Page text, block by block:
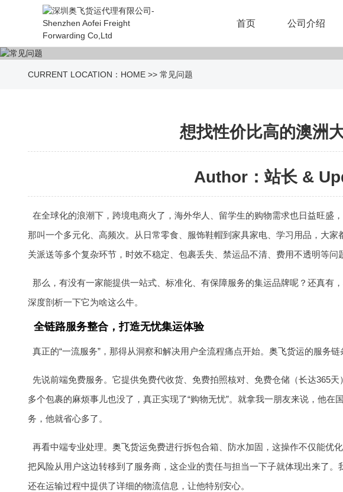
首页 公司介绍
CURRENT LOCATION： HOME >> 常见问题
想找性价比高的澳洲
Author：站长 &
在全球化的浪潮下，跨境电商火了，海外华人、留学生的购物需求也日益旺盛
那叫一个多元化、高频次。从日常零食、服饰鞋帽到家具家电、学习用品，大
关派送等多个复杂环节，时效不稳定、包裹丢失、禁运品不清、费用不透明等问
那么，有没有一家能提供一站式、标准化、有保障服务的集运品牌呢？还真有，
深度剖析一下它为啥这么牛。
全链路服务整合，打造无忧集运体验
真正的“一流服务”，那得从洞察和解决用户全流程痛点开始。 奥飞货运的服务链
先说前端免费服务。它提供免费代收货、免费拍照核对、免费仓储（长达365
多个包裹的麻烦事儿也没了，真正实现了“购物无忧”。就拿我一朋友来说，他
务，他就省心多了。
再看中端专业处理。 奥飞货运免费进行拆包合箱、防水加固，这操作不仅能优
把风险从用户这边转移到了服务商，这企业的责任与担当一下子就体现出来了
还在运输过程中提供了详细的物流信息，让他特别安心。